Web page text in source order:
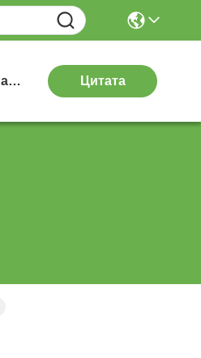
Свяжитесь С Нами Цитата